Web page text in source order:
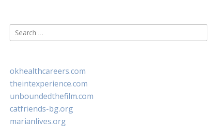
Search
for:
okhealthcareers.com
theintexperience.com
unboundedthefilm.com
catfriends-bg.org
marianlives.org